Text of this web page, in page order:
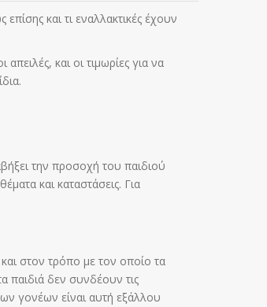
και τι εναλλακτικές έχουν
και οι τιμωρίες για να
την προσοχή του παιδιού
και καταστάσεις. Για
στον τρόπο με τον οποίο τα
παιδιά δεν συνδέουν τις
γονέων είναι αυτή εξάλλου